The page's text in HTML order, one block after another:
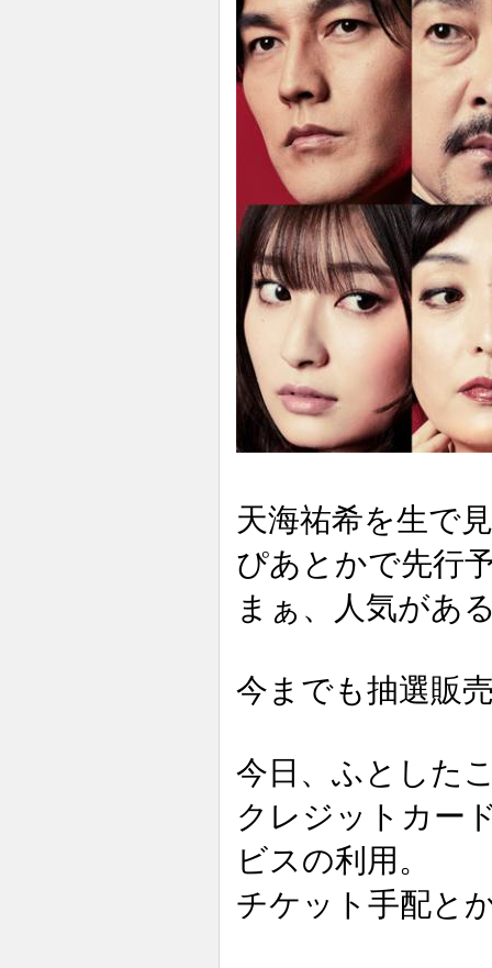
天海祐希を生で
ぴあとかで先行
まぁ、人気があ
今までも抽選販
今日、ふとした
クレジットカー
ビスの利用。
チケット手配と